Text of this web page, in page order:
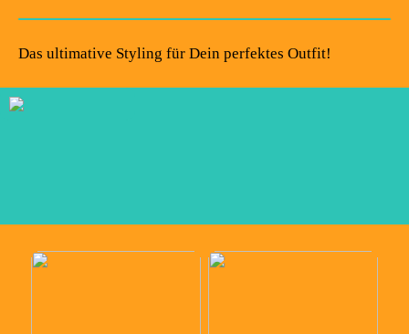
Das ultimative Styling für Dein perfektes Outfit!